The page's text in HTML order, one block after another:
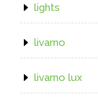
lights
livarno
livarno lux